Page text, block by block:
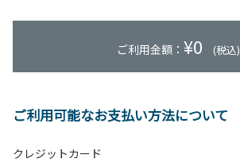
ご利用金額： ¥0 (税込)
ご利用可能なお支払い方法について
クレジットカード